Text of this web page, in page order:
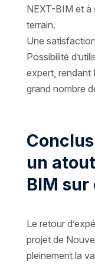
NEXT-BIM et à
terrain.
Une
Possibilité
expert, rendant
grand nombre
un
BIM
Le retour
projet de
pleinement la